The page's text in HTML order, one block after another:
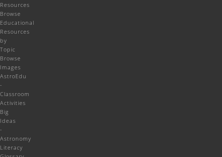
Resources
Browse
Educational
Resources
by
Topic
Browse
Images
AstroEdu
-
Classroom
Activities
Big
Ideas
-
Astronomy
Literacy